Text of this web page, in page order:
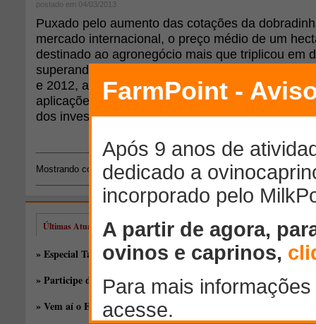
postado em 04/03/2013
Puxado pelo aumento das cotações da
mercado internacional, o preço médio de um
destinado ao agronegócio mais que triplicou em
superando de longe a inflação. Além disso, em
e 2012, a terra se valorizou num ritmo mais
aplicações em renda fixa, ações e até mesmo o
dos investidores em períodos de crise.
Mostrando conteúdos: 1 - 1 de 1 para "queridinho"
Últimas Atualizações
» Especial Taça de Silagem: novos híbridos, antigas discussões
» Participe do EducaPoint Day, o melhor evento online gratuito!
» Vem aí o EducaPoint!